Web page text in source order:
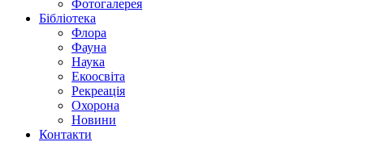
Фотогалерея
Бібліотека
Флора
Фауна
Наука
Екоосвіта
Рекреація
Охорона
Новини
Контакти